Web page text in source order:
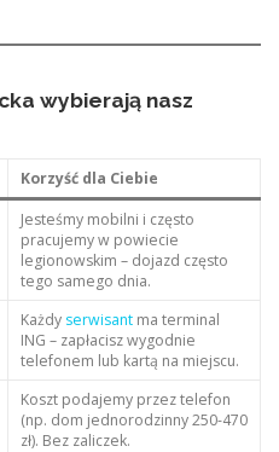
wybierają nasz
Korzyść dla Ciebie
Jesteśmy mobilni i często
pracujemy w powiecie
legionowskim – dojazd często
tego samego dnia.
Każdy serwisantma terminal
ING – zapłacisz wygodnie
telefonem lub kartą na miejscu.
Koszt podajemy przez telefon
(np. dom jednorodzinny 250-470
zł). Bez zaliczek.